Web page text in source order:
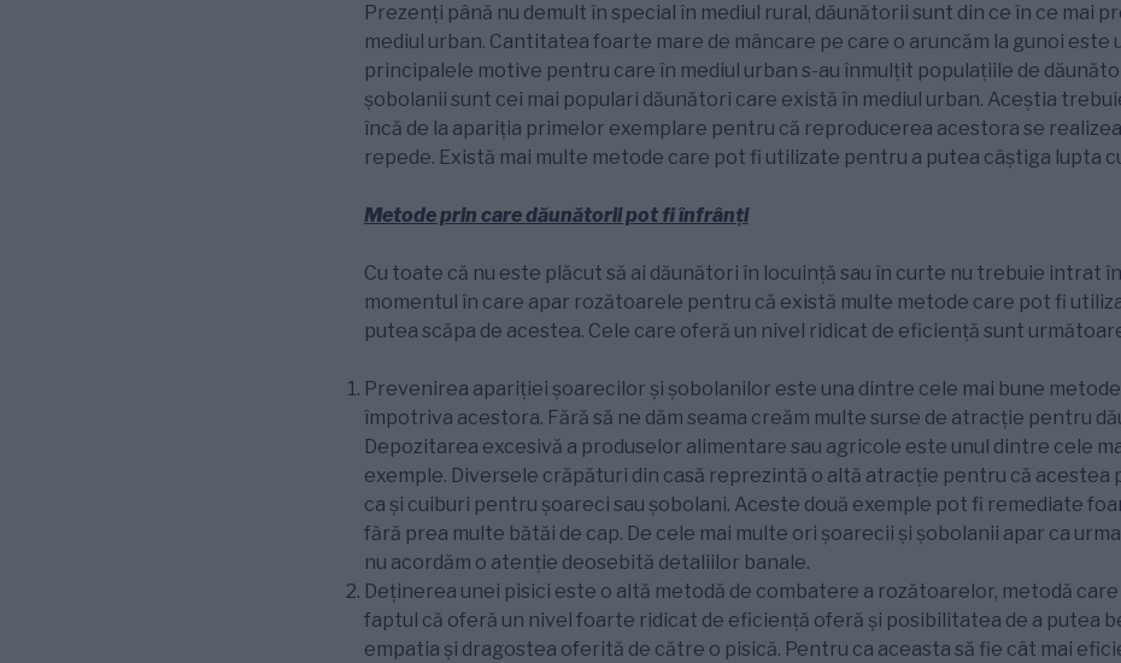
Prezenți până nu demult în special în mediul rural, dăunătorii sunt din ce în ce mai
mediul urban. Cantitatea foarte mare de mâncare pe care o aruncăm la gunoi este
principalele motive pentru care în mediul urban s-au înmulțit populațiile de
șobolanii sunt cei mai populari dăunători care există în mediul urban. Aceștia
încă de la apariția primelor exemplare pentru că reproducerea acestora se
repede. Există mai multe metode care pot fi utilizate pentru a putea câștiga lupta
Metode prin care dăunătorii pot fi înfrânți
Cu toate că nu este plăcut să ai dăunători în locuință sau în curte nu trebuie intrat
momentul în care apar rozătoarele pentru că există multe metode care pot fi
putea scăpa de acestea. Cele care oferă un nivel ridicat de eficiență sunt
Prevenirea apariției șoarecilor și șobolanilor este una dintre cele mai bune
împotriva acestora. Fără să ne dăm seama creăm multe surse de atracție pentru
Depozitarea excesivă a produselor alimentare sau agricole este unul dintre cele
exemple. Diversele crăpături din casă reprezintă o altă atracție pentru că acestea
ca și cuiburi pentru șoareci sau șobolani. Aceste două exemple pot fi remediate
fără prea multe bătăi de cap. De cele mai multe ori șoarecii și șobolanii apar ca
nu acordăm o atenție deosebită detaliilor banale.
Deținerea unei pisici este o altă metodă de combatere a rozătoarelor, metodă care
faptul că oferă un nivel foarte ridicat de eficiență oferă și posibilitatea de a putea
empatia și dragostea oferită de către o pisică. Pentru ca aceasta să fie cât mai